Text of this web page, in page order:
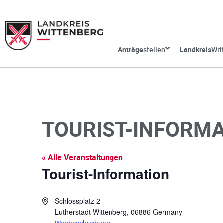
Anträgestellen Landkreis
TOURIST-
« Alle Veranstaltungen
Tourist-Information
A
Schlossplatz 2
Lutherstadt Wittenberg, 06886 Germany